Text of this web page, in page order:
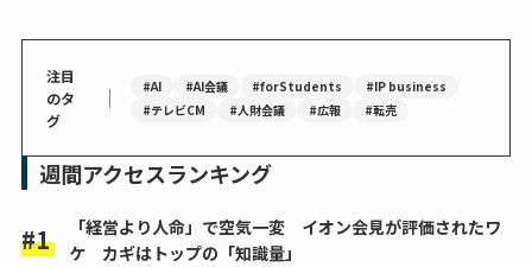
注目
のタ
グ
｜ #AI #AI会議 #forStudents
#IP business
#テレビCM
#人財会議 #広報 #転売
週間アクセスランキング
「経営より人命」で空気一変 イオン会見が評価されたワ
ケ カギはトップの「知識量」